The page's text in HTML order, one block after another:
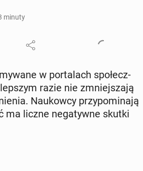
minuty
w por­ta­lach spo­łecz­
razie nie zmniej­sza­ją
Na­ukow­cy przy­po­mi­na­ją
ma liczne ne­ga­tyw­ne skutki